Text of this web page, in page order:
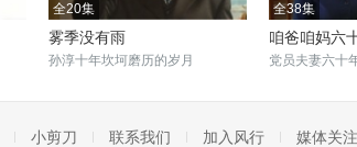
全20集
雾季没有雨
孙淳十年坎坷磨历的岁月
全38集
咱爸咱妈六
党员夫妻六十
小剪刀 联系我们 加入风行 媒体关注